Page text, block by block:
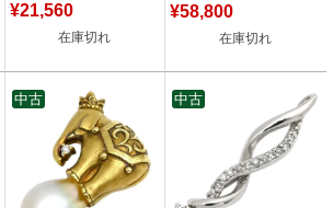
¥21,560
在庫切れ
¥58,800
在庫切れ
中古 中古